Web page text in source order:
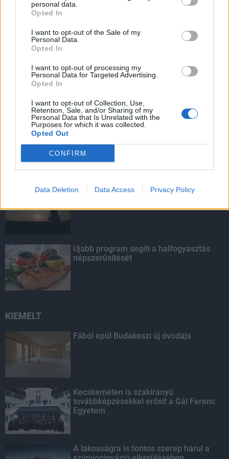
personal data.
Opted In
I want to opt-out of the Sale of my
Personal Data.
Opted In
I want to opt-out of processing my
Personal Data for Targeted Advertising.
Opted In
I want to opt-out of Collection, Use,
Retention, Sale, and/or Sharing of my
Personal Data that Is Unrelated with the
Purposes for which it was collected.
Opted Out
CONFIRM
Data Deletion Data Access Privacy Policy
HIRDETÉS
HIRDETÉS
LEGOLVASOTTABB
Amire többmillióan vártunk: szombattól
Újabb program segíti a halfogyasztás
népszerűsítését
KIEMELT
Fából épül Budakeszi új óvodája
Kecskeméten is szakirányú
továbbképzésekkel erősít a Gál Ferenc
Egyetem
A lakosságra is fontos szerep hárul a